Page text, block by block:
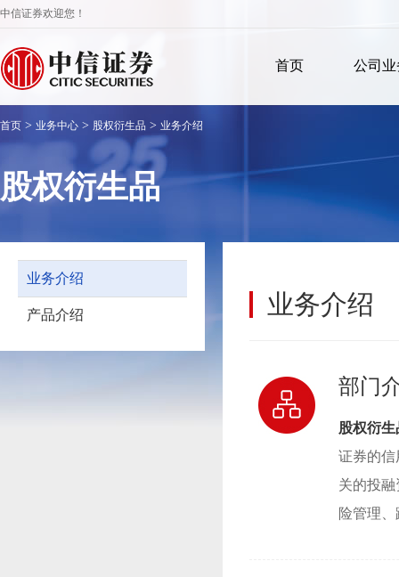
中信证券欢迎您！
首页 公司业
首页 > 业务中心 > 股权衍生品 > 业务介绍
股权衍生品
业务介绍
产品介绍 业务介绍
部门
股权衍
证券的信
关的投
险管理